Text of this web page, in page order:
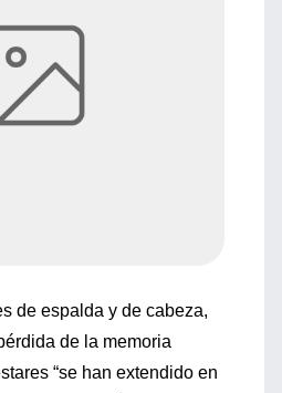
de espalda y de cabeza,
de la memoria
“se han extendido en